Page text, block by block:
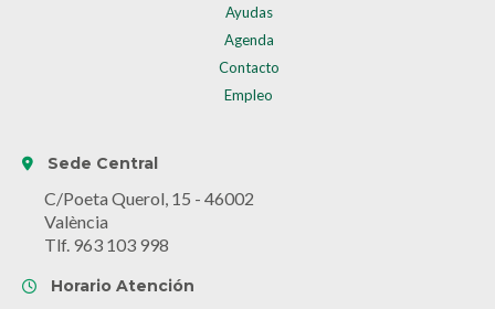
Ayudas
Agenda
Contacto
Empleo
Sede Central
C/Poeta Querol, 15 - 46002
València
Tlf. 963 103 998
Horario Atención